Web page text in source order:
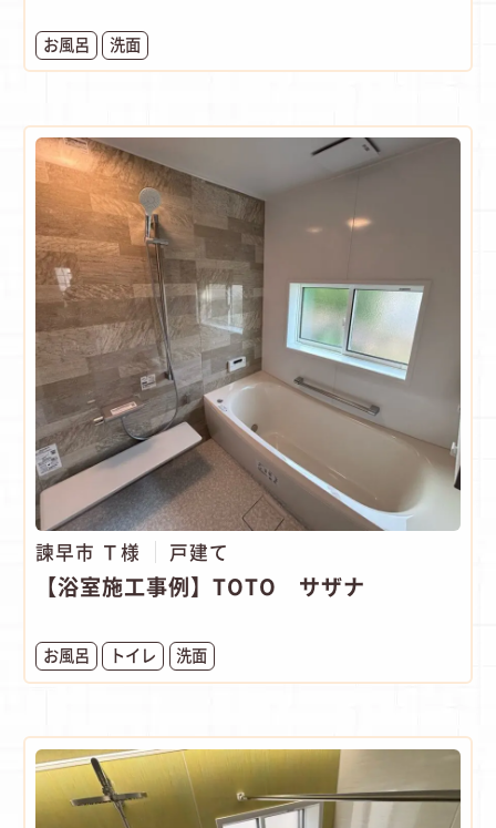
お風呂 洗面
諫早市 Ｔ様 戸建て
【浴室施工事例】TOTO サザナ
お風呂 トイレ 洗面